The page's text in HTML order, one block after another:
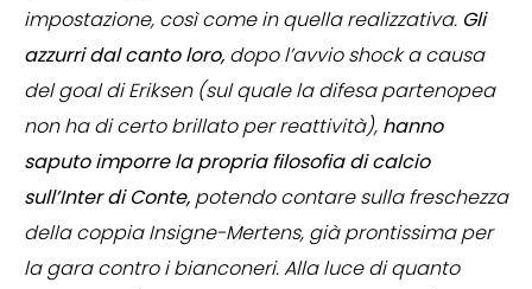
impostazione, così come in quella realizzativa. Gli
azzurri dal canto loro, dopo l’avvio shock a causa
del goal di Eriksen (sul quale la difesa partenopea
non ha di certo brillato per reattività), hanno
saputo imporre la propria filosofia di calcio
sull’Inter di Conte, potendo contare sulla freschezza
della coppia Insigne-Mertens, già prontissima per
la gara contro i bianconeri. Alla luce di quanto